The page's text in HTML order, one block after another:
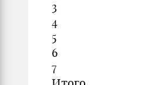
3
4
5
6
7